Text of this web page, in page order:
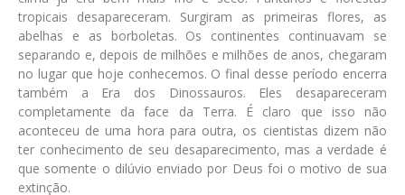
tropicais desapareceram. Surgiram as primeiras flores, as
abelhas e as borboletas. Os continentes continuavam se
separando e, depois de milhões e milhões de anos, chegaram
no lugar que hoje conhecemos. O final desse período encerra
também a Era dos Dinossauros. Eles desapareceram
completamente da face da Terra. É claro que isso não
aconteceu de uma hora para outra, os cientistas dizem não
ter conhecimento de seu desaparecimento, mas a verdade é
que somente o dilúvio enviado por Deus foi o motivo de sua
extinção.